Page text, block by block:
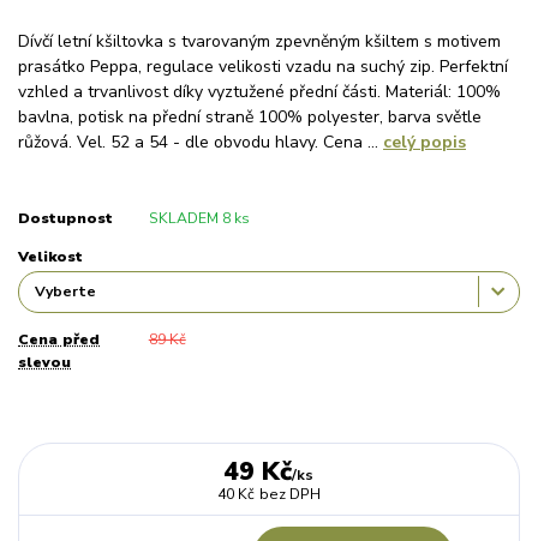
Dívčí letní kšiltovka s tvarovaným zpevněným kšiltem s motivem
prasátko Peppa, regulace velikosti vzadu na suchý zip. Perfektní
vzhled a trvanlivost díky vyztužené přední části. Materiál: 100%
bavlna, potisk na přední straně 100% polyester, barva světle
růžová. Vel. 52 a 54 - dle obvodu hlavy. Cena ... celý popis
Dostupnost SKLADEM 8 ks
Velikost
Cena před
slevou
89 Kč
49 Kč/ks
40 Kč bez DPH